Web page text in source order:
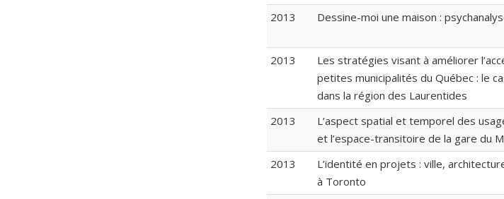
2013 Dessine-moi une maison :
2013
Les stratégies visant à améliorer
petites municipalités du Québec : le
dans la région des Laurentides
2013
L’aspect spatial et temporel des
et l’espace-transitoire de la gare du
2013
L’identité en projets : ville,
à Toronto